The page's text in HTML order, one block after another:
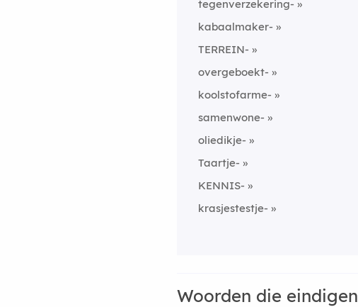
tegenverzekering-
kabaalmaker-
TERREIN-
overgeboekt-
koolstofarme-
samenwone-
oliedikje-
Taartje-
KENNIS-
krasjestestje-
Woorden die eindigen